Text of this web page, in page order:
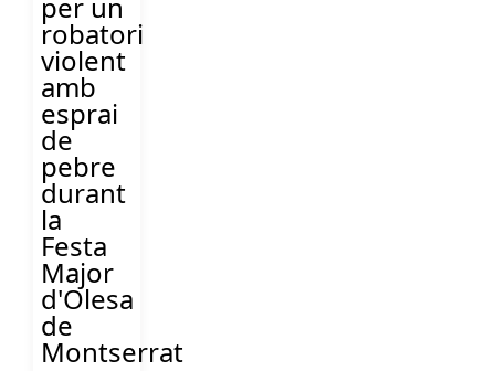
robatori
violent
amb
esprai
de
pebre
durant
la
Festa
Major
d'Olesa
de
Montserrat